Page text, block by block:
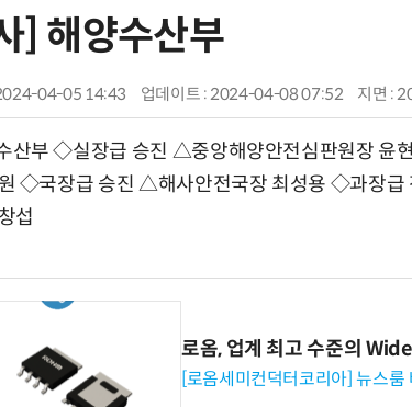
] 해양수산부
04-05 14:43 업데이트 : 2024-04-08 07:52 지면 :
산부 ◇실장급 승진 △중앙해양안전심판원장 윤
◇국장급 승진 △해사안전국장 최성용 ◇과장
섭
로옴, 업계 최고 수준의
[로옴세미컨덕터코리아] 뉴스룸